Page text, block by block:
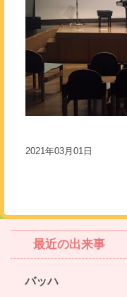
2021年03月01日
最近の出来事
バッハ